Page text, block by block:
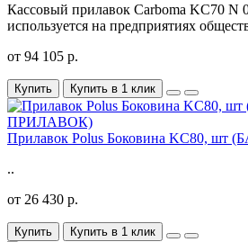
Кассовый прилавок Carboma KC70 N
используется на предприятиях
от 94 105 р.
Купить Купить в 1 клик
Прилавок Polus Боковина KC80,
..
от 26 430 р.
Купить Купить в 1 клик